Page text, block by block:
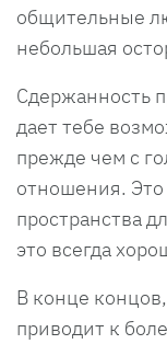
общительные
небольшая
Сдержанность
дает тебе
прежде чем с
отношения.
пространства
это всегда
В конце
приводит к